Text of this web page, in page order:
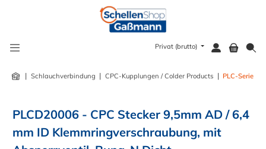
Privat (brutto)
| Schlauchverbindung | CPC-Kupplungen / Colder Products | PLC-Serie
PLCD20006 - CPC Stecker 9,5mm AD / 6,4
mm ID Klemmringverschraubung, mit